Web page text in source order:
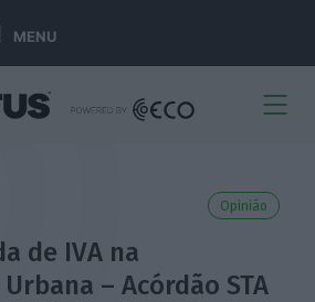
MENU
Opinião
de IVA na
– Acórdão STA